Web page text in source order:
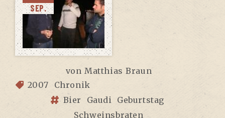
SEP.
von Matthias Braun
2007
Chronik
Bier
Gaudi
Geburtstag
Schweinsbraten